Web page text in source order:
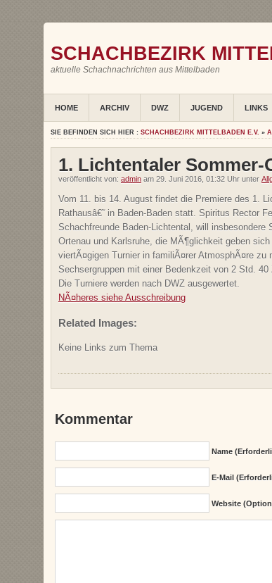
SCHACHBEZIRK
aktuelle Schachnachrichten aus Mittelbaden
HOME ARCHIV DWZ JUGEND LINKS
SIE BEFINDEN SICH HIER : SCHACHBEZIRK MITTELBADEN E.V. »
1. Lichtentaler Sommer-
veröffentlicht von: admin am 29. Juni 2016, 01:32 Uhr unter
Vom 11. bis 14. August findet die Premiere des 1.
Rathausâ€˜ in Baden-Baden statt. Spiritus Rector
Schachfreunde Baden-Lichtental, will
Ortenau und Karlsruhe, die MÃ¶glichkeit geben
viertÃ¤gigen Turnier in familiÃ¤rer AtmosphÃ¤re
Sechsergruppen mit einer Bedenkzeit von 2 Std.
Die Turniere werden nach DWZ ausgewertet.
NÃ¤heres siehe Ausschreibung
Related Images:
Keine Links zum Thema
Kommentar
Name
E-Mail
Website